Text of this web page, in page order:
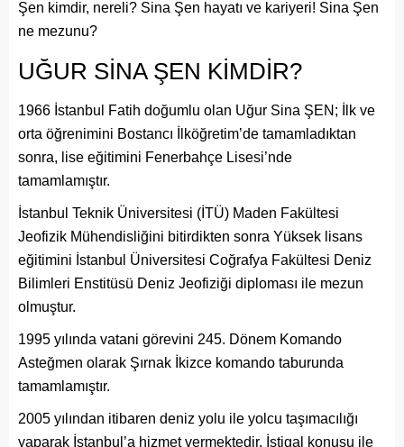
Şen kimdir, nereli? Sina Şen hayatı ve kariyeri! Sina Şen
ne mezunu?
UĞUR SİNA ŞEN KİMDİR?
1966 İstanbul Fatih doğumlu olan Uğur Sina ŞEN; İlk ve
orta öğrenimini Bostancı İlköğretim’de tamamladıktan
sonra, lise eğitimini Fenerbahçe Lisesi’nde
tamamlamıştır.
İstanbul Teknik Üniversitesi (İTÜ) Maden Fakültesi
Jeofizik Mühendisliğini bitirdikten sonra Yüksek lisans
eğitimini İstanbul Üniversitesi Coğrafya Fakültesi Deniz
Bilimleri Enstitüsü Deniz Jeofiziği diploması ile mezun
olmuştur.
1995 yılında vatani görevini 245. Dönem Komando
Asteğmen olarak Şırnak İkizce komando taburunda
tamamlamıştır.
2005 yılından itibaren deniz yolu ile yolcu taşımacılığı
yaparak İstanbul’a hizmet vermektedir. İştigal konusu ile